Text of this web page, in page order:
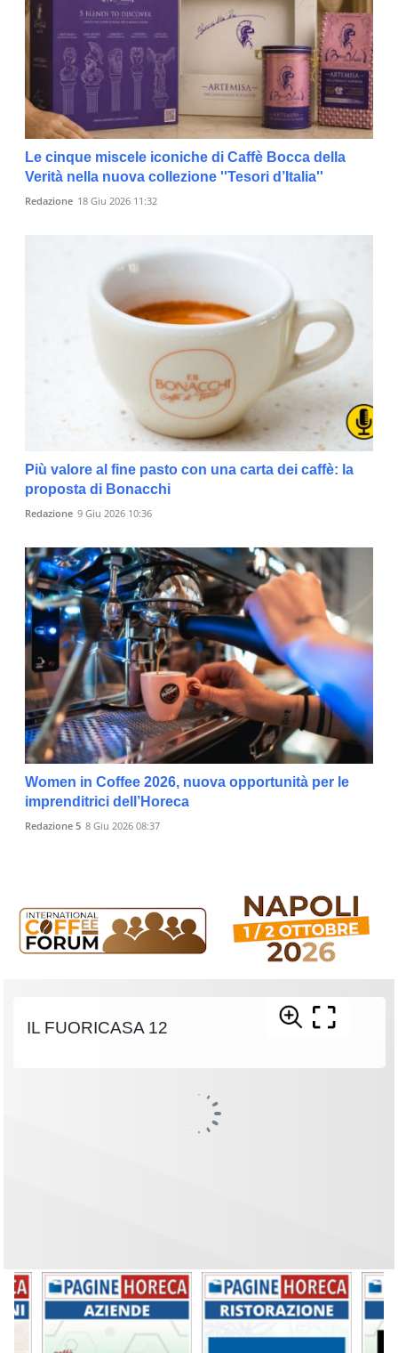
Le cinque miscele iconiche di Caffè Bocca della
Verità nella nuova collezione ''Tesori d’Italia''
Redazione 18 Giu 2026 11:32
Più valore al fine pasto con una carta dei caffè: la
proposta di Bonacchi
Redazione 9 Giu 2026 10:36
Women in Coffee 2026, nuova opportunità per le
imprenditrici dell’Horeca
Redazione 5 8 Giu 2026 08:37